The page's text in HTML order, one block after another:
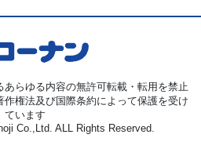
らゆる内容の無許可転載・転用を禁止
作権法及び国際条約によって保護を受け
ています
Co.,Ltd. ALL Rights Reserved.